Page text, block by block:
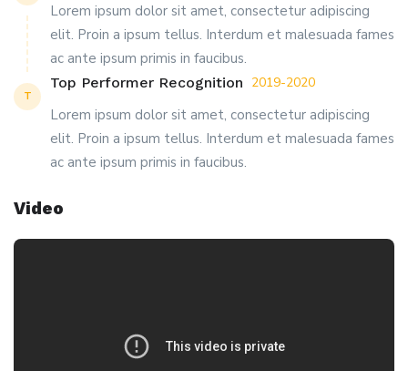
Lorem ipsum dolor sit amet, consectetur adipiscing
elit. Proin a ipsum tellus. Interdum et malesuada fames
ac ante ipsum primis in faucibus.
T
Top Performer Recognition 2019-2020
Lorem ipsum dolor sit amet, consectetur adipiscing
elit. Proin a ipsum tellus. Interdum et malesuada fames
ac ante ipsum primis in faucibus.
Video